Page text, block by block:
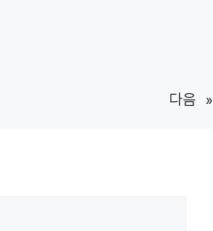
다음 »